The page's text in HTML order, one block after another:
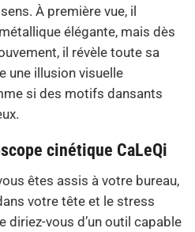
À première vue, il
élégante, mais dès
il révèle toute sa
une illusion visuelle
si des motifs dansants
cinétique CaLeQi
êtes assis à votre bureau,
votre tête et le stress
diriez-vous d’un outil capable